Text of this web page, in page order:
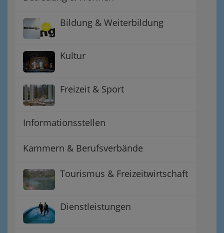
Bildung & Weiterbildung
Kultur
Freizeit & Sport
Informationsstellen
Kammern & Berufsverbände
Tourismus & Freizeitwirtschaft
Dienstleistungen